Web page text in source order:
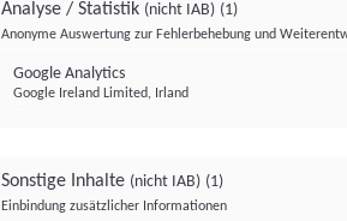
Analyse / Statistik (nicht IAB) (1)
Anonyme Auswertung zur Fehlerbehebung und
Google Analytics
Google Ireland Limited, Irland
Sonstige Inhalte (nicht IAB) (1)
Einbindung zusätzlicher Informationen